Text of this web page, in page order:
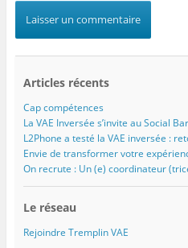
Articles récents
Cap compétences
La VAE Inversée s’invite au Social Bar
L2Phone a testé la VAE inversée :
Envie de transformer votre
On recrute : Un (e) coordinateur
Le réseau
Rejoindre Tremplin VAE